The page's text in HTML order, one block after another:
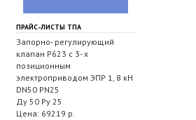
ПРАЙС-ЛИСТЫ ТПА
Запорно- регулирующий
клапан Р623 с 3- х
позиционным
электроприводом ЭПР 1, 8 кН
DN50 PN25
Ду 50 Ру 25
Цена: 69219 р.